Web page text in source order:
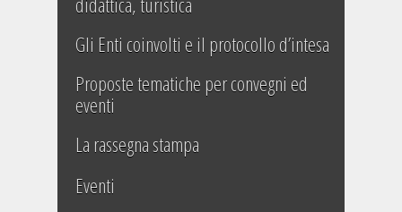
Gli Enti coinvolti e il protocollo d’intesa
Proposte tematiche per convegni ed
eventi
La rassegna stampa
Eventi